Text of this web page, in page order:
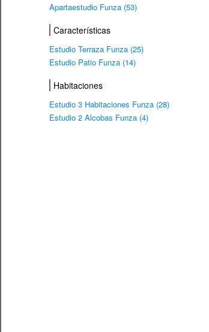
Apartaestudio Funza (53)
Características
Estudio Terraza Funza (25)
Estudio Patio Funza (14)
Habitaciones
Estudio 3 Habitaciones Funza (28)
Estudio 2 Alcobas Funza (4)